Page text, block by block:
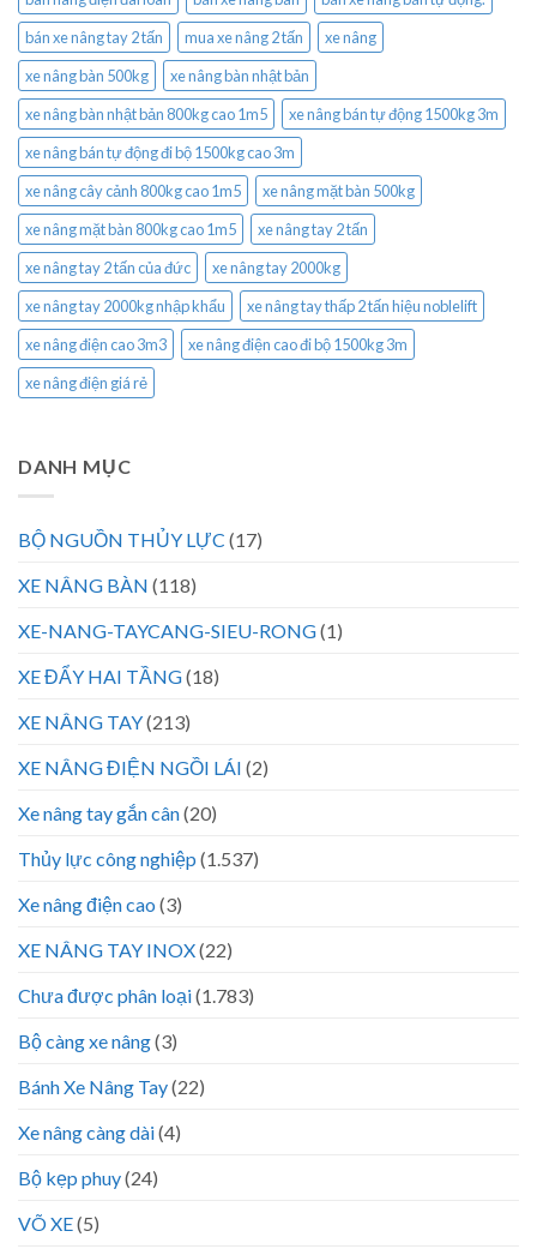
bán xe nâng tay 2 tấn
mua xe nâng 2 tấn
xe nâng
xe nâng bàn 500kg
xe nâng bàn nhật bản
xe nâng bàn nhật bản 800kg cao 1m5
xe nâng bán tự động 1500kg 3m
xe nâng bán tự động đi bộ 1500kg cao 3m
xe nâng cây cảnh 800kg cao 1m5
xe nâng mặt bàn 500kg
xe nâng mặt bàn 800kg cao 1m5
xe nâng tay 2 tấn
xe nâng tay 2 tấn của đức
xe nâng tay 2000kg
xe nâng tay 2000kg nhập khẩu
xe nâng tay thấp 2 tấn hiệu noblelift
xe nâng điện cao 3m3
xe nâng điện cao đi bộ 1500kg 3m
xe nâng điện giá rẻ
DANH MỤC
BỘ NGUỒN THỦY LỰC (17)
XE NÂNG BÀN (118)
XE-NANG-TAYCANG-SIEU-RONG(1)
XE ĐẨY HAI TẦNG(18)
XE NÂNG TAY(213)
XE NÂNG ĐIỆN NGỒI LÁI (2)
Xe nâng tay gắn cân(20)
Thủy lực công nghiệp (1.537)
Xe nâng điện cao (3)
XE NÂNG TAY INOX(22)
Chưa được phân loại(1.783)
Bộ càng xe nâng(3)
Bánh Xe Nâng Tay(22)
Xe nâng càng dài(4)
Bộ kẹp phuy(24)
VÕ XE(5)